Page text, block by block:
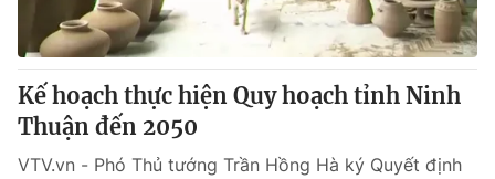
Kế hoạch thực hiện Quy hoạch tỉnh Ninh
Thuận đến 2050
VTV.vn - Phó Thủ tướng Trần Hồng Hà ký Quyết định